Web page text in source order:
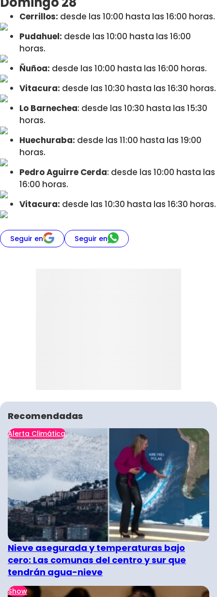
Cerrillos: desde las 10:00 hasta las 16:00 horas.
Pudahuel: desde las 10:00 hasta las 16:00
horas.
Ñuñoa: desde las 10:00 hasta las 16:00 horas.
Vitacura: desde las 10:30 hasta las 16:30 horas.
Lo Barnechea: desde las 10:30 hasta las 15:30
horas.
Huechuraba: desde las 11:00 hasta las 19:00
horas.
Pedro Aguirre Cerda: desde las 10:00 hasta las
16:00 horas.
Vitacura: desde las 10:30 hasta las 16:30 horas.
Seguir en Seguir en
Recomendadas
Alerta Climática
Nieve asegurada y temperaturas bajo
cero: Las comunas del centro y sur que
tendrán agua-nieve
Show